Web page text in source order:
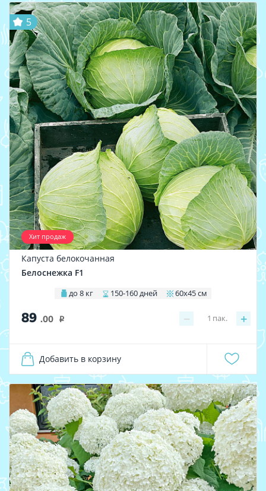
Хит продаж
5
Капуста белокочанная
Белоснежка F1
до 8 кг 150-160 дней 60х45 см
89 .00 i − +
1 пак.
Добавить в корзину